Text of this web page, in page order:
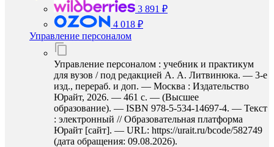
3 891 ₽
4 018 ₽
Управление персоналом
Управление персоналом : учебник и практикум
для вузов / под редакцией А. А. Литвинюка. — 3-е
изд., перераб. и доп. — Москва : Издательство
Юрайт, 2026. — 461 с. — (Высшее
образование). — ISBN 978-5-534-14697-4. — Текст
: электронный // Образовательная платформа
Юрайт [сайт]. — URL: https://urait.ru/bcode/582749
(дата обращения: 09.08.2026).